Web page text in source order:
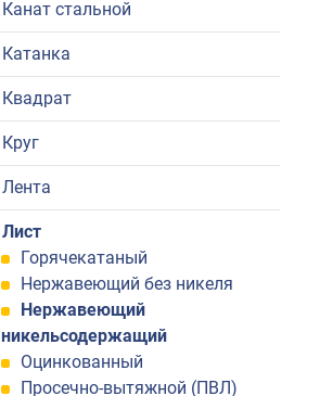
Канат стальной
Катанка
Квадрат
Круг
Лента
Лист
Горячекатаный
Нержавеющий без никеля
Нержавеющий
никельсодержащий
Оцинкованный
Просечно-вытяжной (ПВЛ)